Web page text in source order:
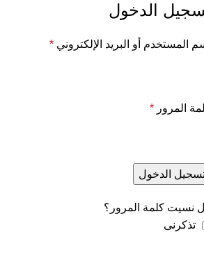
الدخول
المستخدم أو البريد الإلكتروني *
المرور *
الدخول
نسيت كلمة المرور؟
تذكرنى